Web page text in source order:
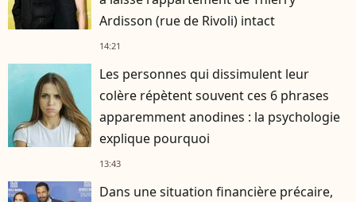
Ardisson (rue de Rivoli) intact
14:21
Les personnes qui dissimulent leur
colère répètent souvent ces 6 phrases
apparemment anodines : la psychologie
explique pourquoi
13:43
Dans une situation financière précaire,